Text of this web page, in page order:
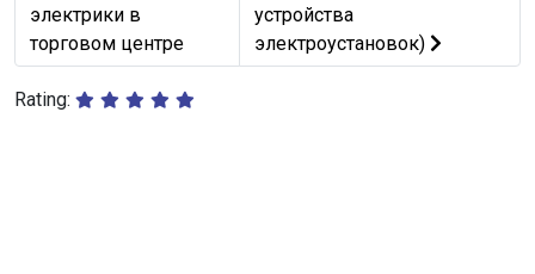
электрики в
торговом центре
устройства
электроустановок)
Rating: